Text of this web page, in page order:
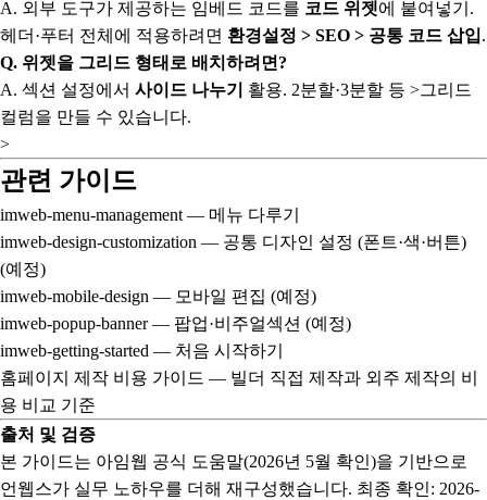
A. 외부 도구가 제공하는 임베드 코드를 코드 위젯에 붙여넣기.
헤더·푸터 전체에 적용하려면 환경설정 > SEO > 공통 코드 삽입.
Q. 위젯을 그리드 형태로 배치하려면?
A. 섹션 설정에서 사이드 나누기
활용. 2분할·3분할 등 >그리드
컬럼을 만들 수 있습니다.
>
관련 가이드
imweb-menu-management — 메뉴 다루기
imweb-design-customization — 공통 디자인 설정 (폰트·색·버튼)
(예정)
imweb-mobile-design — 모바일 편집 (예정)
imweb-popup-banner— 팝업·비주얼섹션 (예정)
imweb-getting-started — 처음 시작하기
홈페이지 제작 비용 가이드 — 빌더 직접 제작과 외주 제작의 비
용 비교 기준
출처 및 검증
본 가이드는 아임웹 공식 도움말(2026년 5월 확인)을 기반으로
언웹스가 실무 노하우를 더해 재구성했습니다. 최종 확인: 2026-